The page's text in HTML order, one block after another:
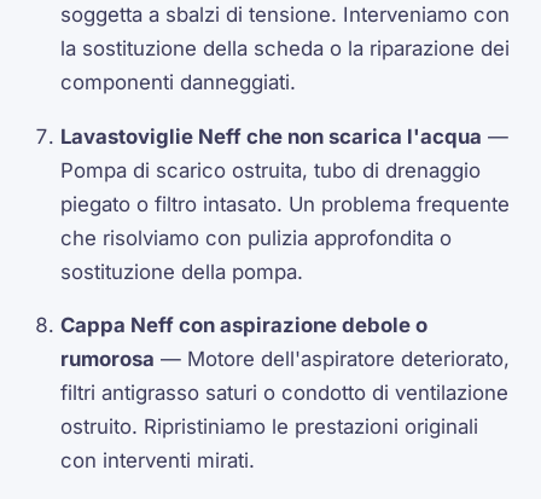
soggetta a sbalzi di tensione. Interveniamo con
la sostituzione della scheda o la riparazione dei
componenti danneggiati.
Lavastoviglie Neff che non scarica l'acqua —
Pompa di scarico ostruita, tubo di drenaggio
piegato o filtro intasato. Un problema frequente
che risolviamo con pulizia approfondita o
sostituzione della pompa.
Cappa Neff con aspirazione debole o
rumorosa — Motore dell'aspiratore deteriorato,
filtri antigrasso saturi o condotto di ventilazione
ostruito. Ripristiniamo le prestazioni originali
con interventi mirati.